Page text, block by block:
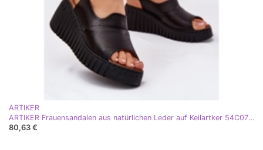
ARTIKER
ARTIKER Frauensandalen aus natürlichen Leder auf Keilartker 54C0791 Schwarz
80,63 €